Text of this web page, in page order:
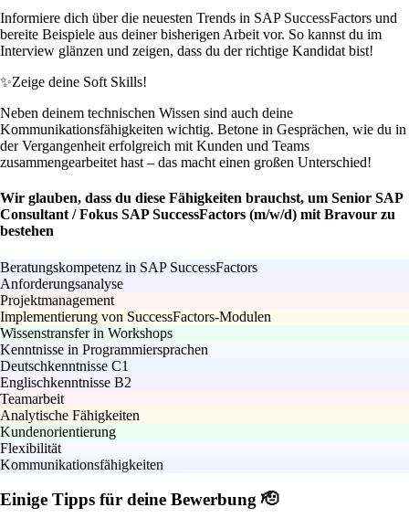
Informiere dich über die neuesten Trends in SAP SuccessFactors und
bereite Beispiele aus deiner bisherigen Arbeit vor. So kannst du im
Interview glänzen und zeigen, dass du der richtige Kandidat bist!
✨Zeige deine Soft Skills!
Neben deinem technischen Wissen sind auch deine
Kommunikationsfähigkeiten wichtig. Betone in Gesprächen, wie du in
der Vergangenheit erfolgreich mit Kunden und Teams
zusammengearbeitet hast – das macht einen großen Unterschied!
Wir glauben, dass du diese Fähigkeiten brauchst, um Senior SAP
Consultant / Fokus SAP SuccessFactors (m/w/d) mit Bravour zu
bestehen
Beratungskompetenz in SAP SuccessFactors
Anforderungsanalyse
Projektmanagement
Implementierung von SuccessFactors-Modulen
Wissenstransfer in Workshops
Kenntnisse in Programmiersprachen
Deutschkenntnisse C1
Englischkenntnisse B2
Teamarbeit
Analytische Fähigkeiten
Kundenorientierung
Flexibilität
Kommunikationsfähigkeiten
Einige Tipps für deine Bewerbung 🫡